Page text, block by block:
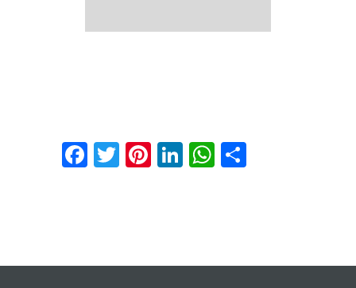
Facebook
Twitter
Pinterest
LinkedIn
WhatsApp